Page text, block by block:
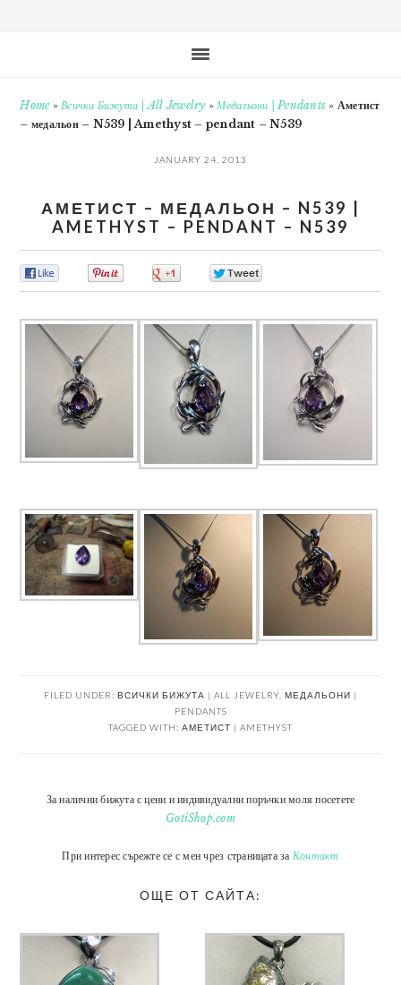
Home»Всички Бижута | All Jewelry »Медальони | Pendants » Аметист
– медальон – N539 | Amethyst – pendant – N539
JANUARY 24, 2013
АМЕТИСТ – МЕДАЛЬОН – N539 |
AMETHYST – PENDANT – N539
FILED UNDER: ВСИЧКИ БИЖУТА | ALL JEWELRY МЕДАЛЬОНИ |
PENDANTS
TAGGED WITH: АМЕТИСТ | AMETHYST
За налични бижута с цени и индивидуални поръчки моля посетете
GotiShop.com
При интерес сърежте се с мен чрез страницата за Контакт
ОЩЕ ОТ САЙТА: